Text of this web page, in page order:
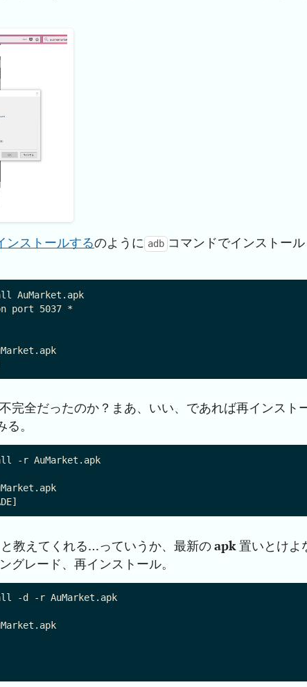
ンストールするのように adb コマンドでインストール
AuMarket.apk
port 5037 *
完全だったのか？まあ、いい、であれば再インスト
る。
-r AuMarket.apk
教えてくれる…っていうか、最新のapk 置いとけよ
グレード、再インストール。
-d -r AuMarket.apk